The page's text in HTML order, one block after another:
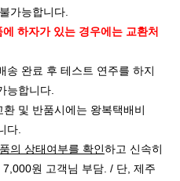
가능합니다.
하자가 있는 경우에는 교환처
송 완료 후 테스트 연주를 하지
능합니다.
및 반품시에는 왕복택배비
다.
의 상태여부를 확인하고 신속히
원 고객님 부담. / 단, 제주